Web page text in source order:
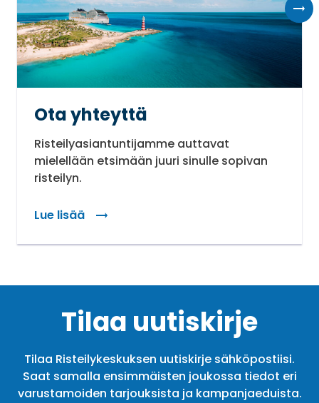
Ota yhteyttä
Risteilyasiantuntijamme auttavat
mielellään etsimään juuri sinulle sopivan
risteilyn.
Lue lisää
Tilaa uutiskirje
Tilaa Risteilykeskuksen uutiskirje sähköpostiisi.
Saat samalla ensimmäisten joukossa tiedot eri
varustamoiden tarjouksista ja kampanjaeduista.